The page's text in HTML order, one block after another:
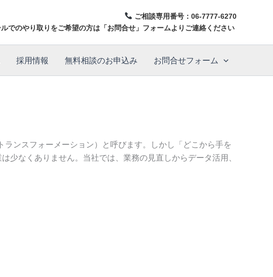
ご相談専用番号： 06-7777-6270
でのやり取りをご希望の方は「お問合せ」フォームよりご連絡ください
採用情報 無料相談のお申込み お問合せフォーム
ンスフォーメーション）と呼びます。しかし「どこから手を
なくありません。当社では、業務の見直しからデータ活用、